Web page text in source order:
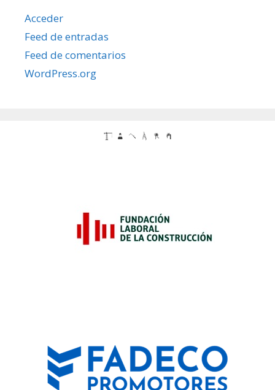
Acceder
Feed de entradas
Feed de comentarios
WordPress.org